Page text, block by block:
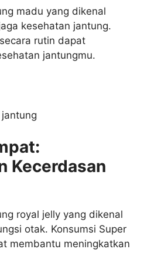
madu yang dikenal
kesehatan jantung.
rutin dapat
jantungmu.
Kecerdasan
royal jelly yang dikenal
otak. Konsumsi Super
membantu meningkatkan